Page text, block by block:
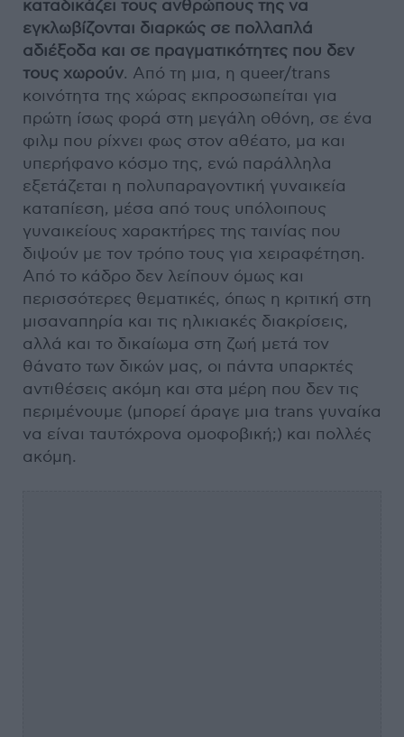
καταδικάζει τους ανθρώπους της να
εγκλωβίζονται διαρκώς σε πολλαπλά
αδιέξοδα και σε πραγματικότητες που δεν
τους χωρούν. Από τη μια, η queer/trans
κοινότητα της χώρας εκπροσωπείται για
πρώτη ίσως φορά στη μεγάλη οθόνη, σε ένα
φιλμ που ρίχνει φως στον αθέατο, μα και
υπερήφανο κόσμο της, ενώ παράλληλα
εξετάζεται η πολυπαραγοντική γυναικεία
καταπίεση, μέσα από τους υπόλοιπους
γυναικείους χαρακτήρες της ταινίας που
διψούν με τον τρόπο τους για χειραφέτηση.
Από το κάδρο δεν λείπουν όμως και
περισσότερες θεματικές, όπως η κριτική στη
μισαναπηρία και τις ηλικιακές διακρίσεις,
αλλά και το δικαίωμα στη ζωή μετά τον
θάνατο των δικών μας, οι πάντα υπαρκτές
αντιθέσεις ακόμη και στα μέρη που δεν τις
περιμένουμε (μπορεί άραγε μια trans γυναίκα
να είναι ταυτόχρονα ομοφοβική;) και πολλές
ακόμη.